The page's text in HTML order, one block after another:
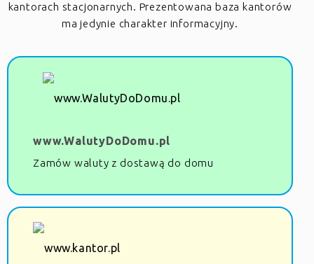
kantorach stacjonarnych. Prezentowana baza kantorów
ma jedynie charakter informacyjny.
www.WalutyDoDomu.pl
Zamów waluty z dostawą do domu